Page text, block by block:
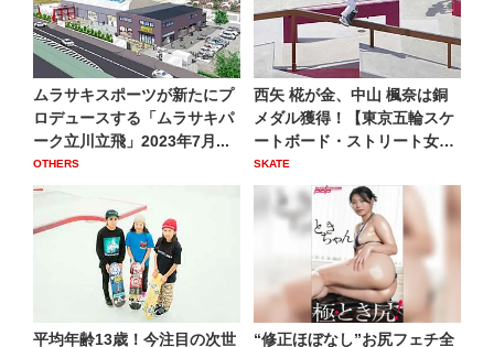
ムラサキスポーツが新たにプ
ロデュースする「ムラサキパ
ーク立川立飛」2023年7月...
OTHERS
西矢 椛が金、中山 楓奈は銅
メダル獲得！【東京五輪スケ
ートボード・ストリート女
子...
SKATE
平均年齢13歳！今注目の次世
“修正ほぼなし”お尻フェチ全